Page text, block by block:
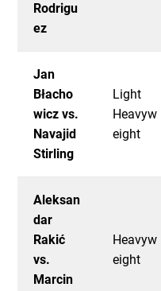
Rodrigu
ez
Jan
Błacho
wicz vs.
Navajid
Stirling
Light
Heavyw
eight
Aleksan
dar
Rakić
vs.
Marcin
Heavyw
eight